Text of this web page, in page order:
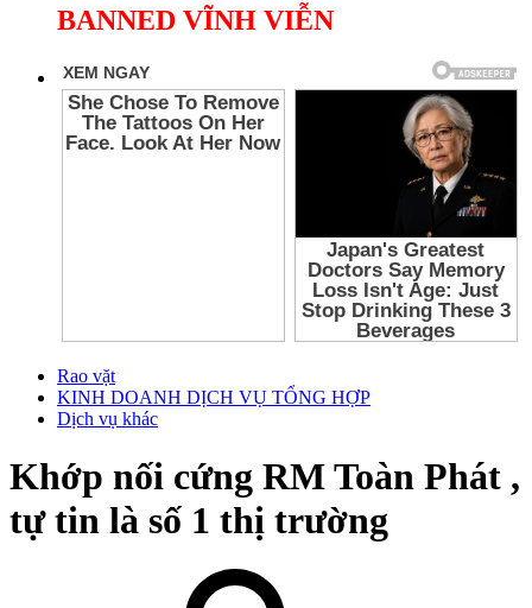
BANNED VĨNH VIỄN
Rao vặt
KINH DOANH DỊCH VỤ TỔNG HỢP
Dịch vụ khác
Khớp nối cứng RM Toàn Phát ,
tự tin là số 1 thị trường